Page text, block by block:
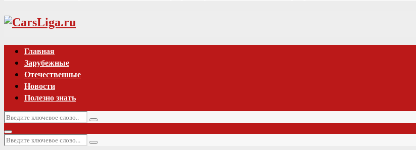
Vk
Главная
Зарубежные
Отечественные
Новости
Полезно знать
Искать:
Поиск
Основное
меню
Искать:
Поиск